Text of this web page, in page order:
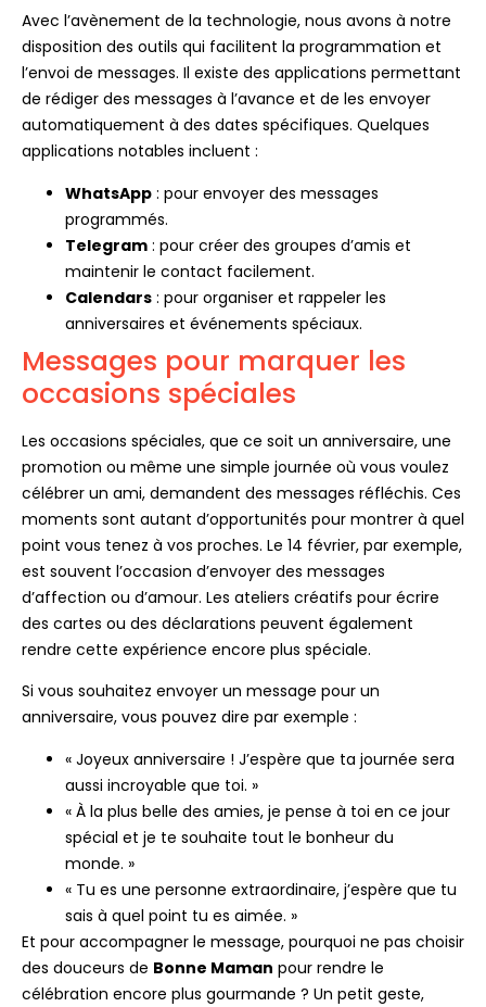
Avec l’avènement de la technologie, nous avons à notre
disposition des outils qui facilitent la programmation et
l’envoi de messages. Il existe des applications permettant
de rédiger des messages à l’avance et de les envoyer
automatiquement à des dates spécifiques. Quelques
applications notables incluent :
WhatsApp : pour envoyer des messages
programmés.
Telegram : pour créer des groupes d’amis et
maintenir le contact facilement.
Calendars : pour organiser et rappeler les
anniversaires et événements spéciaux.
Messages pour marquer les
occasions spéciales
Les occasions spéciales, que ce soit un anniversaire, une
promotion ou même une simple journée où vous voulez
célébrer un ami, demandent des messages réfléchis. Ces
moments sont autant d’opportunités pour montrer à quel
point vous tenez à vos proches. Le 14 février, par exemple,
est souvent l’occasion d’envoyer des messages
d’affection ou d’amour. Les ateliers créatifs pour écrire
des cartes ou des déclarations peuvent également
rendre cette expérience encore plus spéciale.
Si vous souhaitez envoyer un message pour un
anniversaire, vous pouvez dire par exemple :
« Joyeux anniversaire ! J’espère que ta journée sera
aussi incroyable que toi. »
« À la plus belle des amies, je pense à toi en ce jour
spécial et je te souhaite tout le bonheur du
monde. »
« Tu es une personne extraordinaire, j’espère que tu
sais à quel point tu es aimée. »
Et pour accompagner le message, pourquoi ne pas choisir
des douceurs de Bonne Maman pour rendre le
célébration encore plus gourmande ? Un petit geste,